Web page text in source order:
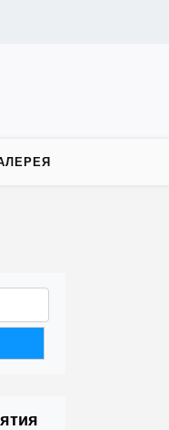
план работы